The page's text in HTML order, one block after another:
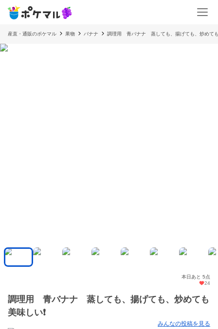
産直・通販のポケマル 果物 バナナ 調理用 青バナナ 蒸しても、揚げても、炒めても
本日あと 5点
24
調理用 青バナナ 蒸しても、揚げても、炒めても
美味しい❗️
みんなの投稿を見る